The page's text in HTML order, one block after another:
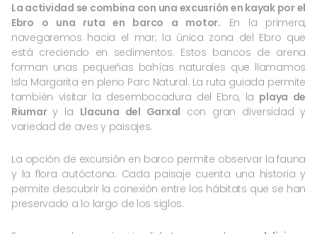
La actividad se combina con una excusrión en kayak por el
Ebro o una ruta en barco a motor. En la primera,
navegaremos hacia el mar; la única zona del Ebro que
está creciendo en sedimentos. Estos bancos de arena
forman unas pequeñas bahías naturales que llamamos
Isla Margarita en pleno Parc Natural. La ruta guiada permite
también visitar la desembocadura del Ebro, la playa de
Riumary la Llacuna del Garxal con gran diversidad y
variedad de aves y paisajes.
La opción de excursión en barco permite observar la fauna
y la flora autóctona. Cada paisaje cuenta una historia y
permite descubrir la conexión entre los hábitats que se han
preservado a lo largo de los siglos.